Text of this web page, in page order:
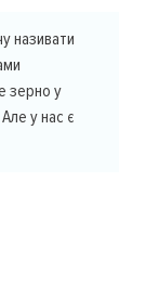
називати
зерно у
у нас є